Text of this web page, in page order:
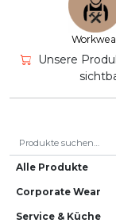
Unsere
Alle Produkte
Corporate Wear
Service & Küche